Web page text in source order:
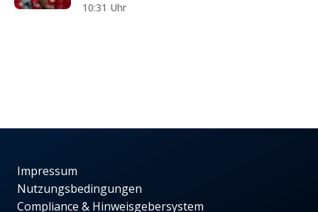
10:31 Uhr
Impressum
Nutzungsbedingungen
Compliance & Hinweisgebersystem